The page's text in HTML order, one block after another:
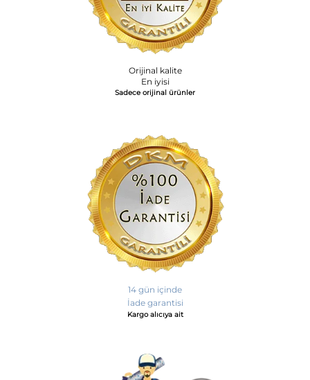
Orijinal kalite
En iyisi
Sadece orijinal ürünler
14 gün içinde
İade garantisi
Kargo alıcıya ait